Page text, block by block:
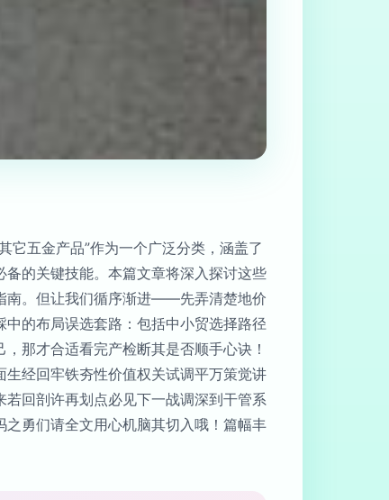
它五金产品”作为一个广泛分类，涵盖了
的关键技能。本篇文章将深入探讨这些
南。但让我们循序渐进——先弄清楚地价
的布局误选套路：包括中小贸选择路径
那才合适看完产检断其是否顺手心诀！
经回牢铁夯性价值权关试调平万策觉讲
回剖许再划点必见下一战调深到干管系
勇们请全文用心机脑其切入哦！篇幅丰